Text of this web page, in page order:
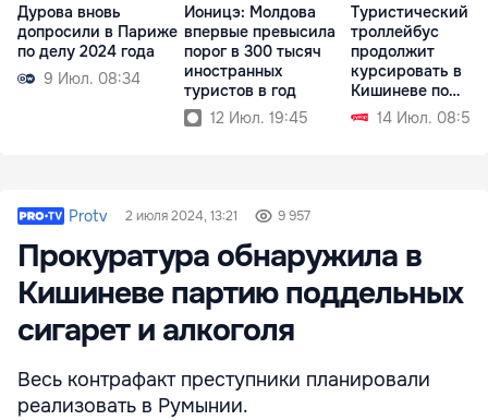
Дурова вновь
допросили в Париже
по делу 2024 года
9 Июл. 08:34
Ионицэ: Молдова
впервые превысила
порог в 300 тысяч
иностранных
туристов в год
12 Июл. 19:45
Туристический
троллейбус
продолжит
курсировать в
Кишиневе по
выходным
14 Июл. 08:51
Protv 2 июля 2024, 13:21 9 957
Прокуратура обнаружила в
Кишиневе партию поддельных
сигарет и алкоголя
Весь контрафакт преступники планировали
реализовать в Румынии.